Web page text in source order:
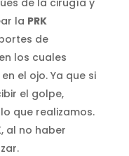
la PRK
de
los cuales
el ojo. Ya que si
el golpe,
que realizamos.
, al no haber